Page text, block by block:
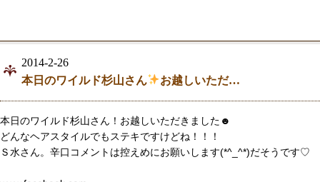
2014-2-26
本日のワイルド杉山さん
お越しいただ…
本日のワイルド杉山さん！お越しいただきました☻
どんなヘアスタイルでもステキですけどね！！！
Ｓ水さん。辛口コメントは控えめにお願いします(*^_^*)だそうです♡